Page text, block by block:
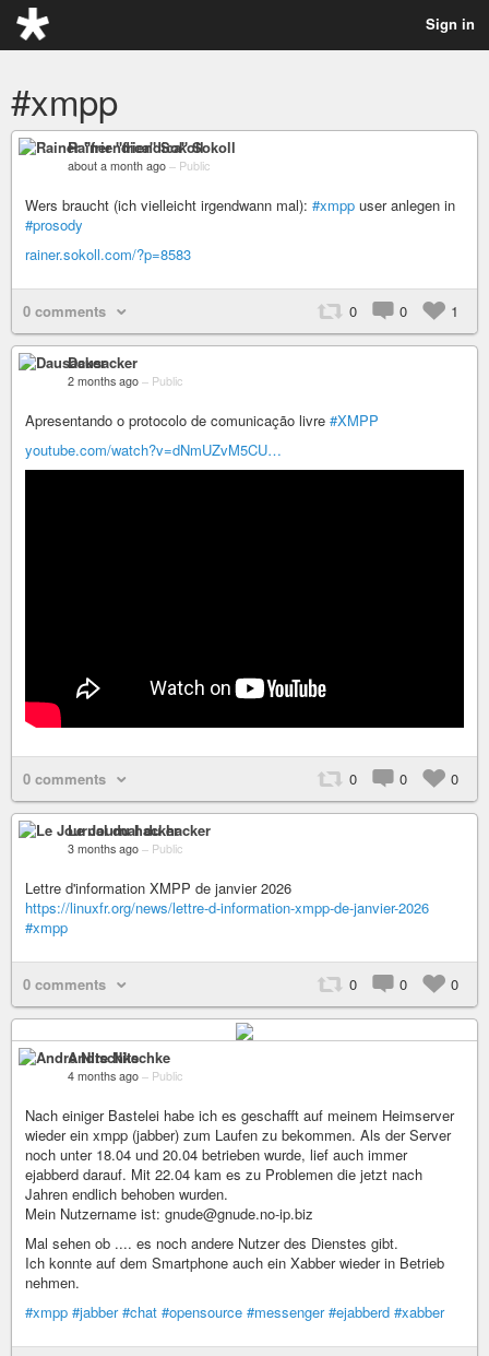
Sign in
#xmpp
Rainer "friendica" Sokoll
about a month ago – Public
Wers braucht (ich vielleicht irgendwann mal): #xmpp user anlegen in
#prosody
rainer.sokoll.com/?p=8583
0 comments 0 0 1
Dausacker
2 months ago – Public
Apresentando o protocolo de comunicação livre #XMPP
youtube.com/watch?v=dNmUZvM5CU…
0 comments 0 0 0
Le Journal du hacker
3 months ago – Public
Lettre d'information XMPP de janvier 2026
https://linuxfr.org/news/lettre-d-information-xmpp-de-janvier-2026
#xmpp
0 comments 0 0 0
Andre Nitschke
4 months ago – Public
Nach einiger Bastelei habe ich es geschafft auf meinem Heimserver
wieder ein xmpp (jabber) zum Laufen zu bekommen. Als der Server
noch unter 18.04 und 20.04 betrieben wurde, lief auch immer
ejabberd darauf. Mit 22.04 kam es zu Problemen die jetzt nach
Jahren endlich behoben wurden.
Mein Nutzername ist: gnude@gnude.no-ip.biz
Mal sehen ob .... es noch andere Nutzer des Dienstes gibt.
Ich konnte auf dem Smartphone auch ein Xabber wieder in Betrieb
nehmen.
#xmpp #jabber #chat #opensource #messenger #ejabberd #xabber